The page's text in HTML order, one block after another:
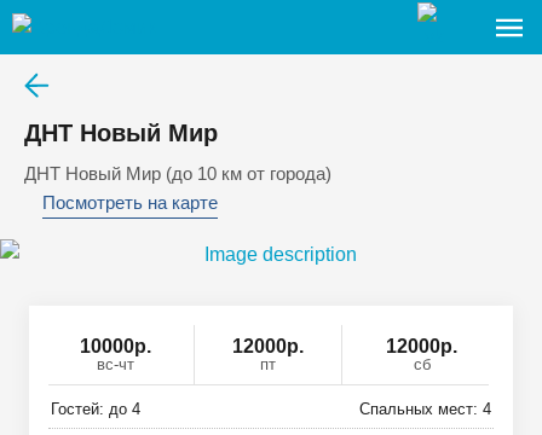
ДНТ Новый Мир
ДНТ Новый Мир (до 10 км от города)
Посмотреть на карте
10000р.
вс-чт
12000р.
пт
12000р.
сб
Гостей: до 4 Спальных мест: 4